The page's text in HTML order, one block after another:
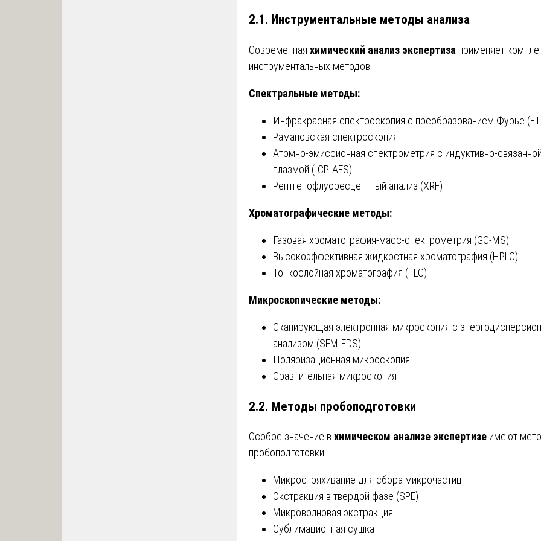
2.1. Инструментальные методы анализа
Современная химический анализ экспертиза применяет
инструментальных методов:
Спектральные методы:
Инфракрасная спектроскопия с преобразованием Фурье
Рамановская спектроскопия
Атомно-эмиссионная спектрометрия с индуктивно-связанной
плазмой (ICP-AES)
Рентгенофлуоресцентный анализ (XRF)
Хроматографические методы:
Газовая хроматография-масс-спектрометрия (GC-MS)
Высокоэффективная жидкостная хроматография (HPLC)
Тонкослойная хроматография (TLC)
Микроскопические методы:
Сканирующая электронная микроскопия с
анализом (SEM-EDS)
Поляризационная микроскопия
Сравнительная микроскопия
2.2. Методы пробоподготовки
Особое значение в химическом анализе экспертизе имеют
пробоподготовки:
Микростряхивание для сбора микрочастиц
Экстракция в твердой фазе (SPE)
Микроволновая экстракция
Сублимационная сушка